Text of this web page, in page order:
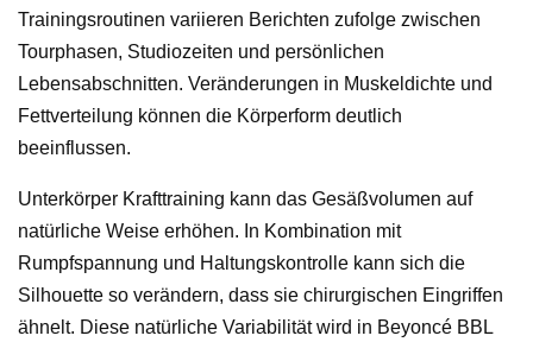
Trainingsroutinen variieren Berichten zufolge zwischen
Tourphasen, Studiozeiten und persönlichen
Lebensabschnitten. Veränderungen in Muskeldichte und
Fettverteilung können die Körperform deutlich
beeinflussen.
Unterkörper Krafttraining kann das Gesäßvolumen auf
natürliche Weise erhöhen. In Kombination mit
Rumpfspannung und Haltungskontrolle kann sich die
Silhouette so verändern, dass sie chirurgischen Eingriffen
ähnelt. Diese natürliche Variabilität wird in Beyoncé BBL